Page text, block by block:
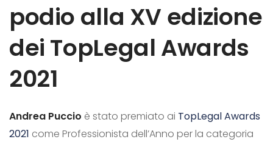
podio alla XV edizione
dei TopLegal Awards
2021
Andrea Puccio è stato premiato ai TopLegal Awards
2021 come Professionista dell’Anno per la categoria